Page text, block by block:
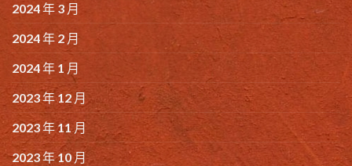
2024 年 3 月
2024 年 2 月
2024 年 1 月
2023 年 12 月
2023 年 11 月
2023 年 10 月